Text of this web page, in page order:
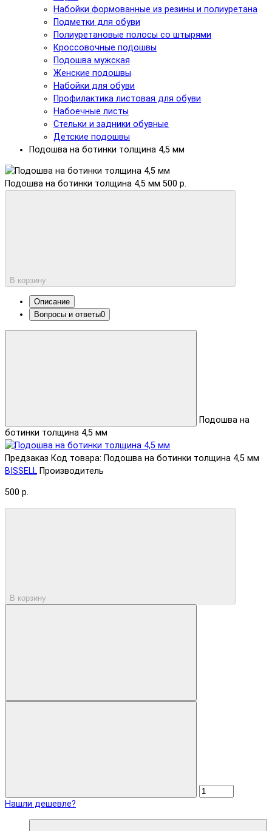
Набойки формованные из резины и полиуретана
Подметки для обуви
Полиуретановые полосы со штырями
Кроссовочные подошвы
Подошва мужская
Женские подошвы
Набойки для обуви
Профилактика листовая для обуви
Набоечные листы
Стельки и задники обувные
Детские подошвы
Подошва на ботинки толщина 4,5 мм
Подошва на ботинки толщина 4,5 мм 500 р.
В корзину
Описание
Вопросы и ответы0
Подошва на
ботинки толщина 4,5 мм
Предзаказ Код товара: Подошва на ботинки толщина 4,5 мм
BISSELL Производитель
500 р.
В корзину
Нашли дешевле?